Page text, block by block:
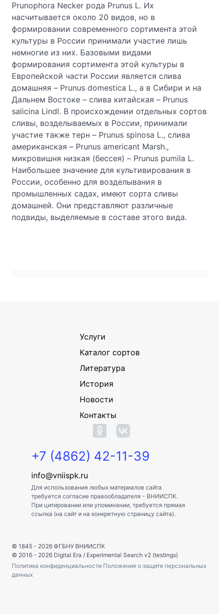
Prunophora Necker рода Prunus L. Их
насчитывается около 20 видов, но в
формировании современного сортимента этой
культуры в России принимали участие лишь
немногие из них. Базовыми видами
формирования сортимента этой культуры в
Европейской части России является слива
домашняя – Prunus domestica L., a в Сибири и на
Дальнем Востоке – слива китайская – Prunus
salicina Lindl. В происхождении отдельных сортов
сливы, возделываемых в России, принимали
участие также терн – Prunus spinosa L., слива
американская – Prunus americant Marsh.,
микровишня низкая (бессея) – Prunus pumila L.
Наибольшее значение для культивирования в
России, особенно для возделывания в
промышленных садах, имеют сорта сливы
домашней. Они представляют различные
подвиды, выделяемые в составе этого вида.
Услуги
Каталог сортов
Литература
История
Новости
Контакты
+7 (4862) 42-11-39
info@vniispk.ru
Для использования любых материалов сайта
требуется согласие правообладателя - ВНИИСПК.
При цитировании или упоминании, требуется прямая
ссылка (на сайт и на конкретную страницу сайта).
© 1845 - 2026 ФГБНУ ВНИИСПК
© 2016 - 2026 Digital Era / Experimental Search v2 (testings)
Политика конфиденциальности Положение о защите персональных
данных